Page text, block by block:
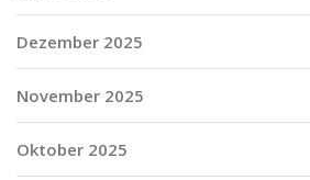
Dezember 2025
November 2025
Oktober 2025